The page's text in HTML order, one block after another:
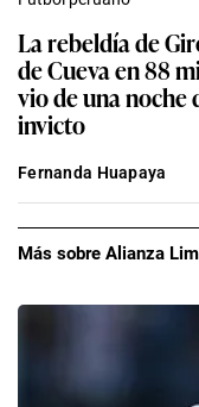
La rebeldía de
de Cueva en 88
vio de una noche
invicto
Fernanda Huapaya
Más sobre Alianza